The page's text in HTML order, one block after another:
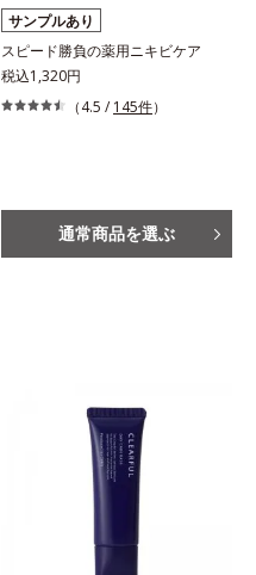
サンプルあり
スピード勝負の薬用ニキビケア
税込1,320円
（4.5 / 145件）
通常商品を選ぶ